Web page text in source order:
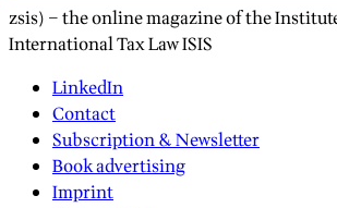
zsis) – the online magazine of the
International Tax Law ISIS
LinkedIn
Contact
Subscription & Newsletter
Book advertising
Imprint